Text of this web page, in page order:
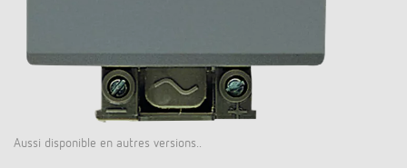
Aussi disponible en autres versions..